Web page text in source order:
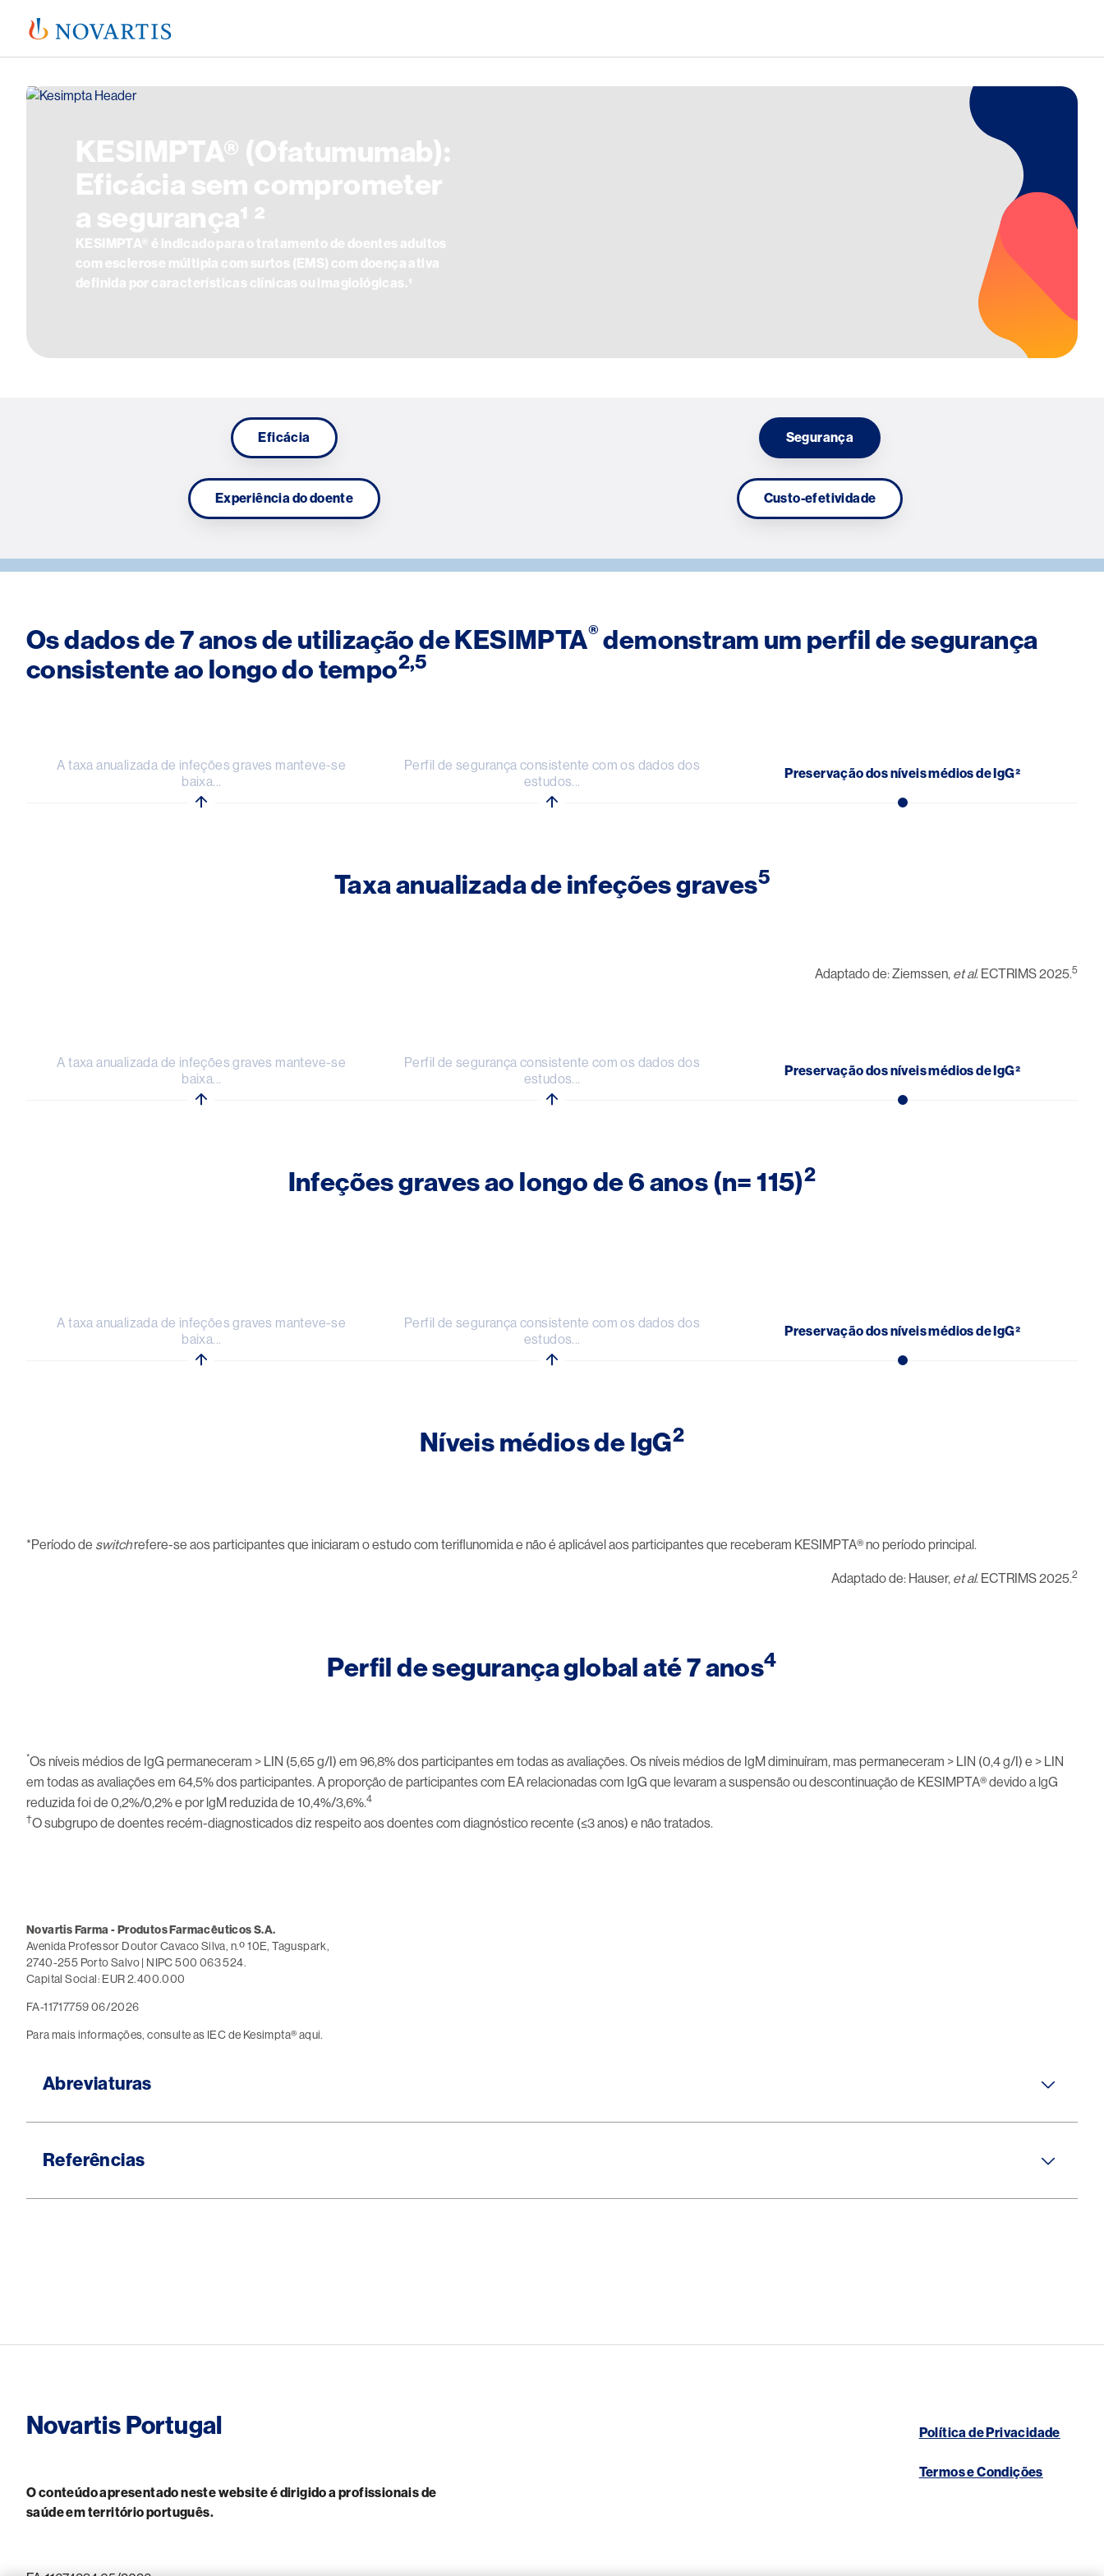
Image
KESIMPTA® (Ofatumumab):
Eficácia sem comprometer
a segurança¹ ²
KESIMPTA® é indicado para o tratamento de doentes adultos
com esclerose múltipla com surtos (EMS) com doença ativa
definida por características clínicas ou imagiológicas.¹
Eficácia Segurança
Experiência do doente Custo-efetividade
Os dados de 7 anos de utilização de KESIMPTA® demonstram um perfil de segurança
consistente ao longo do tempo2,5
A taxa anualizada de infeções graves manteve-se
baixa...
Perfil de segurança consistente com os dados dos
estudos...
Preservação dos níveis médios de IgG²
Taxa anualizada de infeções graves5
Adaptado de: Ziemssen, et al. ECTRIMS 2025.5
A taxa anualizada de infeções graves manteve-se
baixa...
Perfil de segurança consistente com os dados dos
estudos...
Preservação dos níveis médios de IgG²
Infeções graves ao longo de 6 anos (n= 115)2
A taxa anualizada de infeções graves manteve-se
baixa...
Perfil de segurança consistente com os dados dos
estudos...
Preservação dos níveis médios de IgG²
Níveis médios de IgG2
*Período de switchrefere-se aos participantes que iniciaram o estudo com teriflunomida e não é aplicável aos participantes que receberam KESIMPTA® no período principal.
Adaptado de: Hauser, et al. ECTRIMS 2025.2
Perfil de segurança global até 7 anos4
*Os níveis médios de IgG permaneceram > LIN (5,65 g/I) em 96,8% dos participantes em todas as avaliações. Os níveis médios de IgM diminuíram, mas permaneceram > LIN (0,4 g/I) e > LIN
em todas as avaliações em 64,5% dos participantes. A proporção de participantes com EA relacionadas com IgG que levaram a suspensão ou descontinuação de KESIMPTA® devido a lgG
reduzida foi de 0,2%/0,2% e por lgM reduzida de 10,4%/3,6%.4
†O subgrupo de doentes recém-diagnosticados diz respeito aos doentes com diagnóstico recente (≤3 anos) e não tratados.
Novartis Farma - Produtos Farmacêuticos S.A.
Avenida Professor Doutor Cavaco Silva, n.º 10E, Taguspark,
2740-255 Porto Salvo | NIPC 500 063 524.
Capital Social: EUR 2.400.000
FA-11717759 06/2026
Para mais informações, consulte as IEC de Kesimpta® aqui.
Abreviaturas
Referências
Novartis Portugal
O conteúdo apresentado neste website é dirigido a profissionais de
saúde em território português.
Política de Privacidade
Termos e Condições